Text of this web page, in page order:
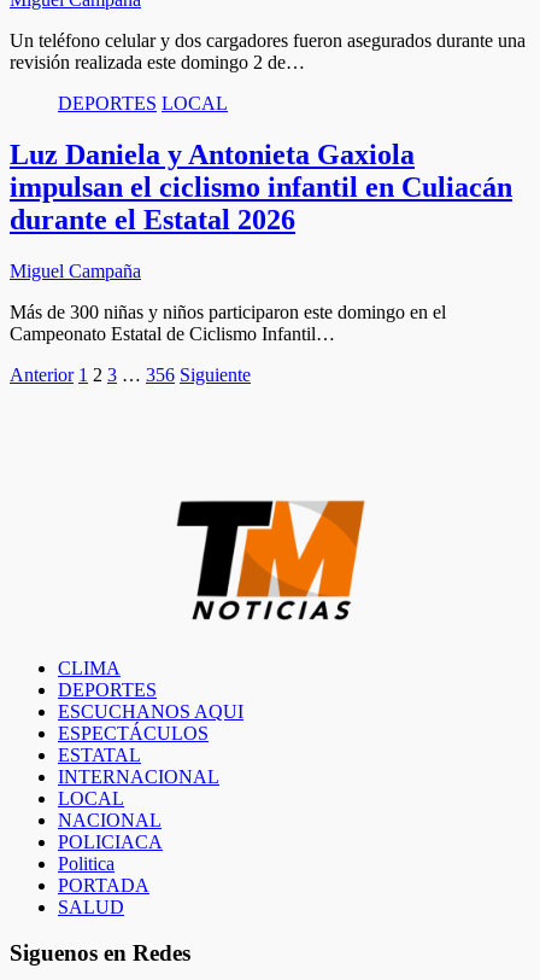
Un teléfono celular y dos cargadores fueron asegurados durante una
revisión realizada este domingo 2 de…
DEPORTES LOCAL
Luz Daniela y Antonieta Gaxiola
impulsan el ciclismo infantil en Culiacán
durante el Estatal 2026
Miguel Campaña
Más de 300 niñas y niños participaron este domingo en el
Campeonato Estatal de Ciclismo Infantil…
Paginación
Anterior 1 2 3 … 356 Siguiente
CLIMA
DEPORTES
ESCUCHANOS AQUI
ESPECTÁCULOS
ESTATAL
INTERNACIONAL
LOCAL
NACIONAL
POLICIACA
Politica
PORTADA
SALUD
Siguenos en Redes